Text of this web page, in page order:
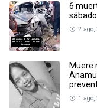
6
2 ago,
Muere
1 ago,